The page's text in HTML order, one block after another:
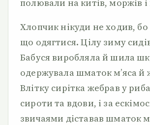
полювали на китів, моржів
Хлопчик нікуди не ходив,
що одягтися. Цілу зиму
Бабуся виробляла й шила
одержувала шматок м’яса й
Влітку сирітка жебрав у
сироти та вдови, і за
звичаями діставав шматок